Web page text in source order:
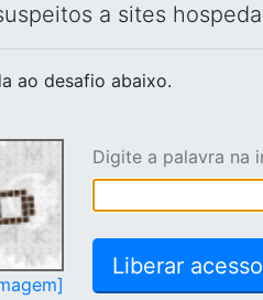
a sites
ao desafio abaixo.
Digite a palavra na